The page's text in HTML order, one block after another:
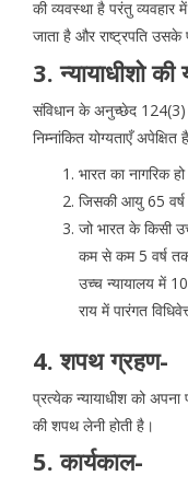
की व्यवस्था है परंतु व्यवहार में
जाता है और राष्ट्रपति उसके
3. न्यायाधीशो की
संविधान के अनुच्छेद 124(3)
निम्नांकित योग्यताएँ अपेक्षित
भारत का नागरिक
जिसकी आयु 65
जो भारत के किसी
कम से कम 5 वर्ष तक
उच्च न्यायालय में
राय में पारंगत
4. शपथ ग्रहण-
प्रत्येक न्यायाधीश को
की शपथ लेनी होती है।
5. कार्यकाल-